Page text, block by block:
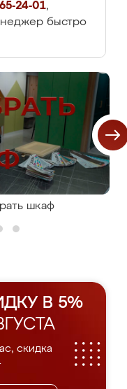
24-01,
быстро
шкаф
В 5%
скидка